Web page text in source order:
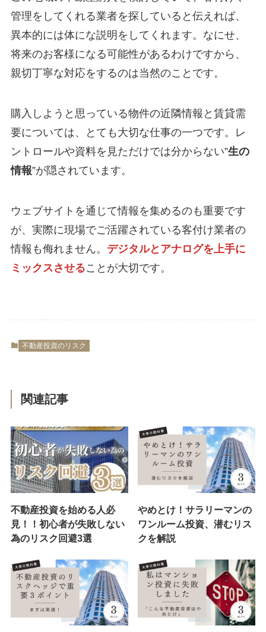
管理をしてくれる業者を探していると伝えれば、
異本的には体にな説明をしてくれます。なにせ、
将来のお客様になる可能性があるわけですから、
親切丁寧な対応をするのは当然のことです。
購入しようと思っている物件の近隣情報と賃貸需
要については、とても大切な仕事の一つです。レ
ントロールや資料を見ただけでは分からない”生の
情報”が隠されています。
ウェブサイトを通じて情報を集めるのも重要です
が、実際に現場でご活躍されている客付け業者の
情報も侮れません。 デジタルとアナログを上手に
ミックスさせることが大切です。
不動産投資のリスク
関連記事
不動産投資を始める人必
見！！初心者が失敗しない
為のリスク回避3選
やめとけ！サラリーマンの
ワンルーム投資、潜むリス
クを解説